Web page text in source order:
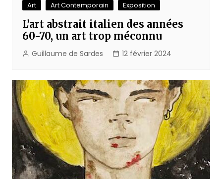
Art Art Contemporain Exposition
L’art abstrait italien des années
60-70, un art trop méconnu
Guillaume de Sardes 12 février 2024